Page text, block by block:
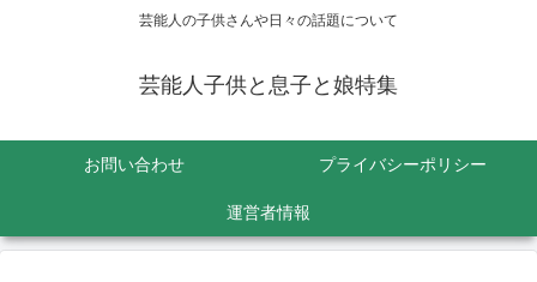
芸能人の子供さんや日々の話題について
芸能人子供と息子と娘特集
お問い合わせ プライバシーポリシー
運営者情報